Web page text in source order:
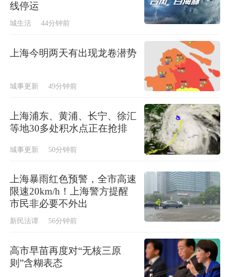
线停运
城生活 44分钟前
上海今明两天有出现龙卷潜势
城事更新 49分钟前
上海浦东、黄浦、长宁、徐汇
等地30多处积水点正在抢排
城事更新 50分钟前
上海暴雨红色预警，全市高速
限速20km/h！上海警方提醒
市民非必要不外出
新民法谭 56分钟前
高市早苗再度对“无核三原
则”含糊表态